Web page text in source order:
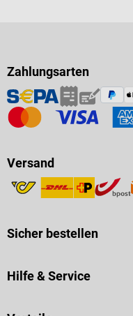
Zahlungsarten
Versand
Sicher bestellen
Hilfe & Service